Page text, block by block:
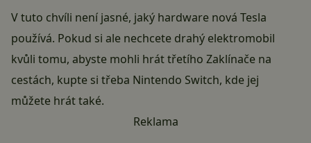
V tuto chvíli není jasné, jaký hardware nová Tesla
používá. Pokud si ale nechcete drahý elektromobil
kvůli tomu, abyste mohli hrát třetího Zaklínače na
cestách, kupte si třeba Nintendo Switch, kde jej
můžete hrát také.
Reklama